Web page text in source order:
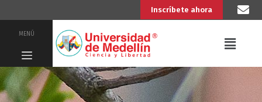
Inscríbete ahora
MENÚ